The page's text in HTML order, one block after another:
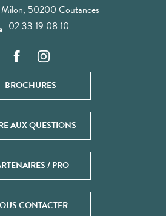
50200 Coutances
02 33 19 08 10
BROCHURES
AUX QUESTIONS
/ PRO
CONTACTER